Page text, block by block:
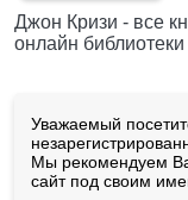
Джон Кризи - все
онлайн
Уважаемый
Мы рекомендуем
сайт под своим